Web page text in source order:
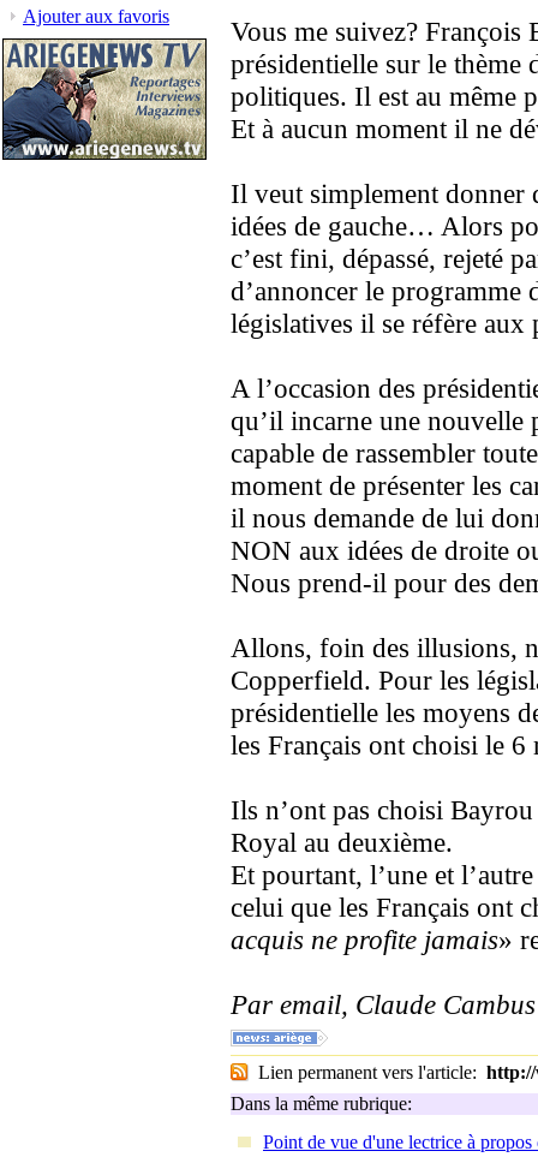
Ajouter aux favoris
Vous me suivez? François
présidentielle sur le thème
politiques. Il est au même
Et à aucun moment il ne
Il veut simplement donner
idées de gauche… Alors
c’est fini, dépassé, rejeté
d’annoncer le programme
législatives il se réfère aux
A l’occasion des
qu’il incarne une nouvelle
capable de rassembler
moment de présenter les
il nous demande de lui
NON aux idées de droite
Nous prend-il pour des
Allons, foin des illusions,
Copperfield. Pour les
présidentielle les moyens
les Français ont choisi le 6
Ils n’ont pas choisi
Royal au deuxième.
Et pourtant, l’une et
celui que les Français ont
acquis ne profite jamais»
Par email, Claude Cambus
Lien permanent vers l'article: http://
Dans la même rubrique:
Point de vue d'une lectrice à